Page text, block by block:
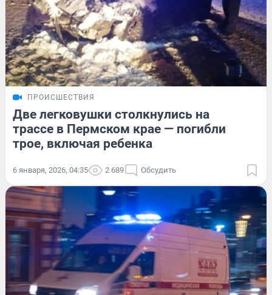
ПРОИСШЕСТВИЯ
Две легковушки столкнулись на
трассе в Пермском крае — погибли
трое, включая ребенка
6 января, 2026, 04:35 2 689 Обсудить